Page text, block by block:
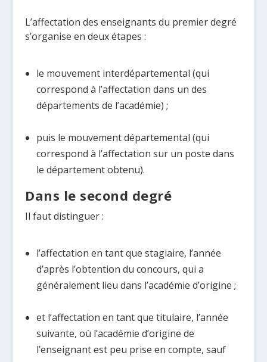
L’affectation des enseignants du premier degré
s’organise en deux étapes :
le mouvement interdépartemental (qui
correspond à l’affectation dans un des
départements de l’académie) ;
puis le mouvement départemental (qui
correspond à l’affectation sur un poste dans
le département obtenu).
Dans le second degré
Il faut distinguer :
l’affectation en tant que stagiaire, l’année
d’après l’obtention du concours, qui a
généralement lieu dans l’académie d’origine ;
et l’affectation en tant que titulaire, l’année
suivante, où l’académie d’origine de
l’enseignant est peu prise en compte, sauf